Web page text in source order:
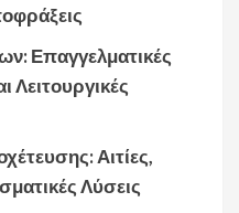
Επαγγελματικές
Λειτουργικές
Αιτίες,
Λύσεις